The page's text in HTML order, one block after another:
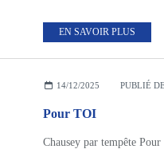
EN SAVOIR PLUS
14/12/2025 PUBLIÉ
Pour TOI
Chausey par tempête